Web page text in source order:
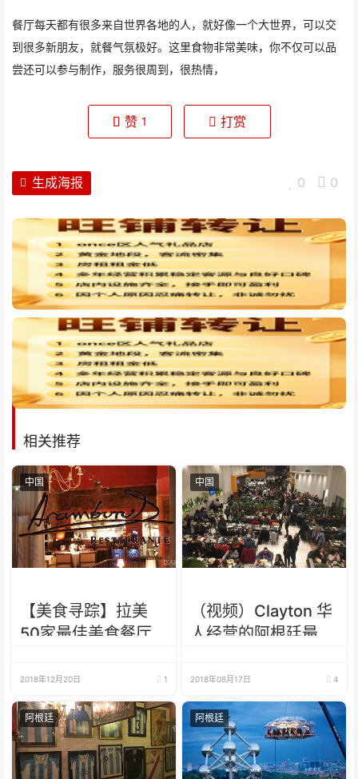
餐厅每天都有很多来自世界各地的人，就好像一个大世界，可以交
到很多新朋友，就餐气氛极好。这里食物非常美味，你不仅可以品
尝还可以参与制作，服务很周到，很热情，
赞 1 打赏
0 0
生成海报
相关推荐
中国
【美食寻踪】拉美
50家最佳美食餐厅
Restó
2018年12月20日 1
中国
（视频）Clayton 华
人经营的阿根廷最大
2018年08月17日 4
阿根廷 阿根廷